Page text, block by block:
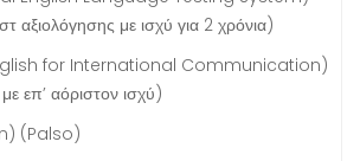
με ισχύ για 2 χρόνια)
for International Communication)
επ’ αόριστον ισχύ)
(Palso)